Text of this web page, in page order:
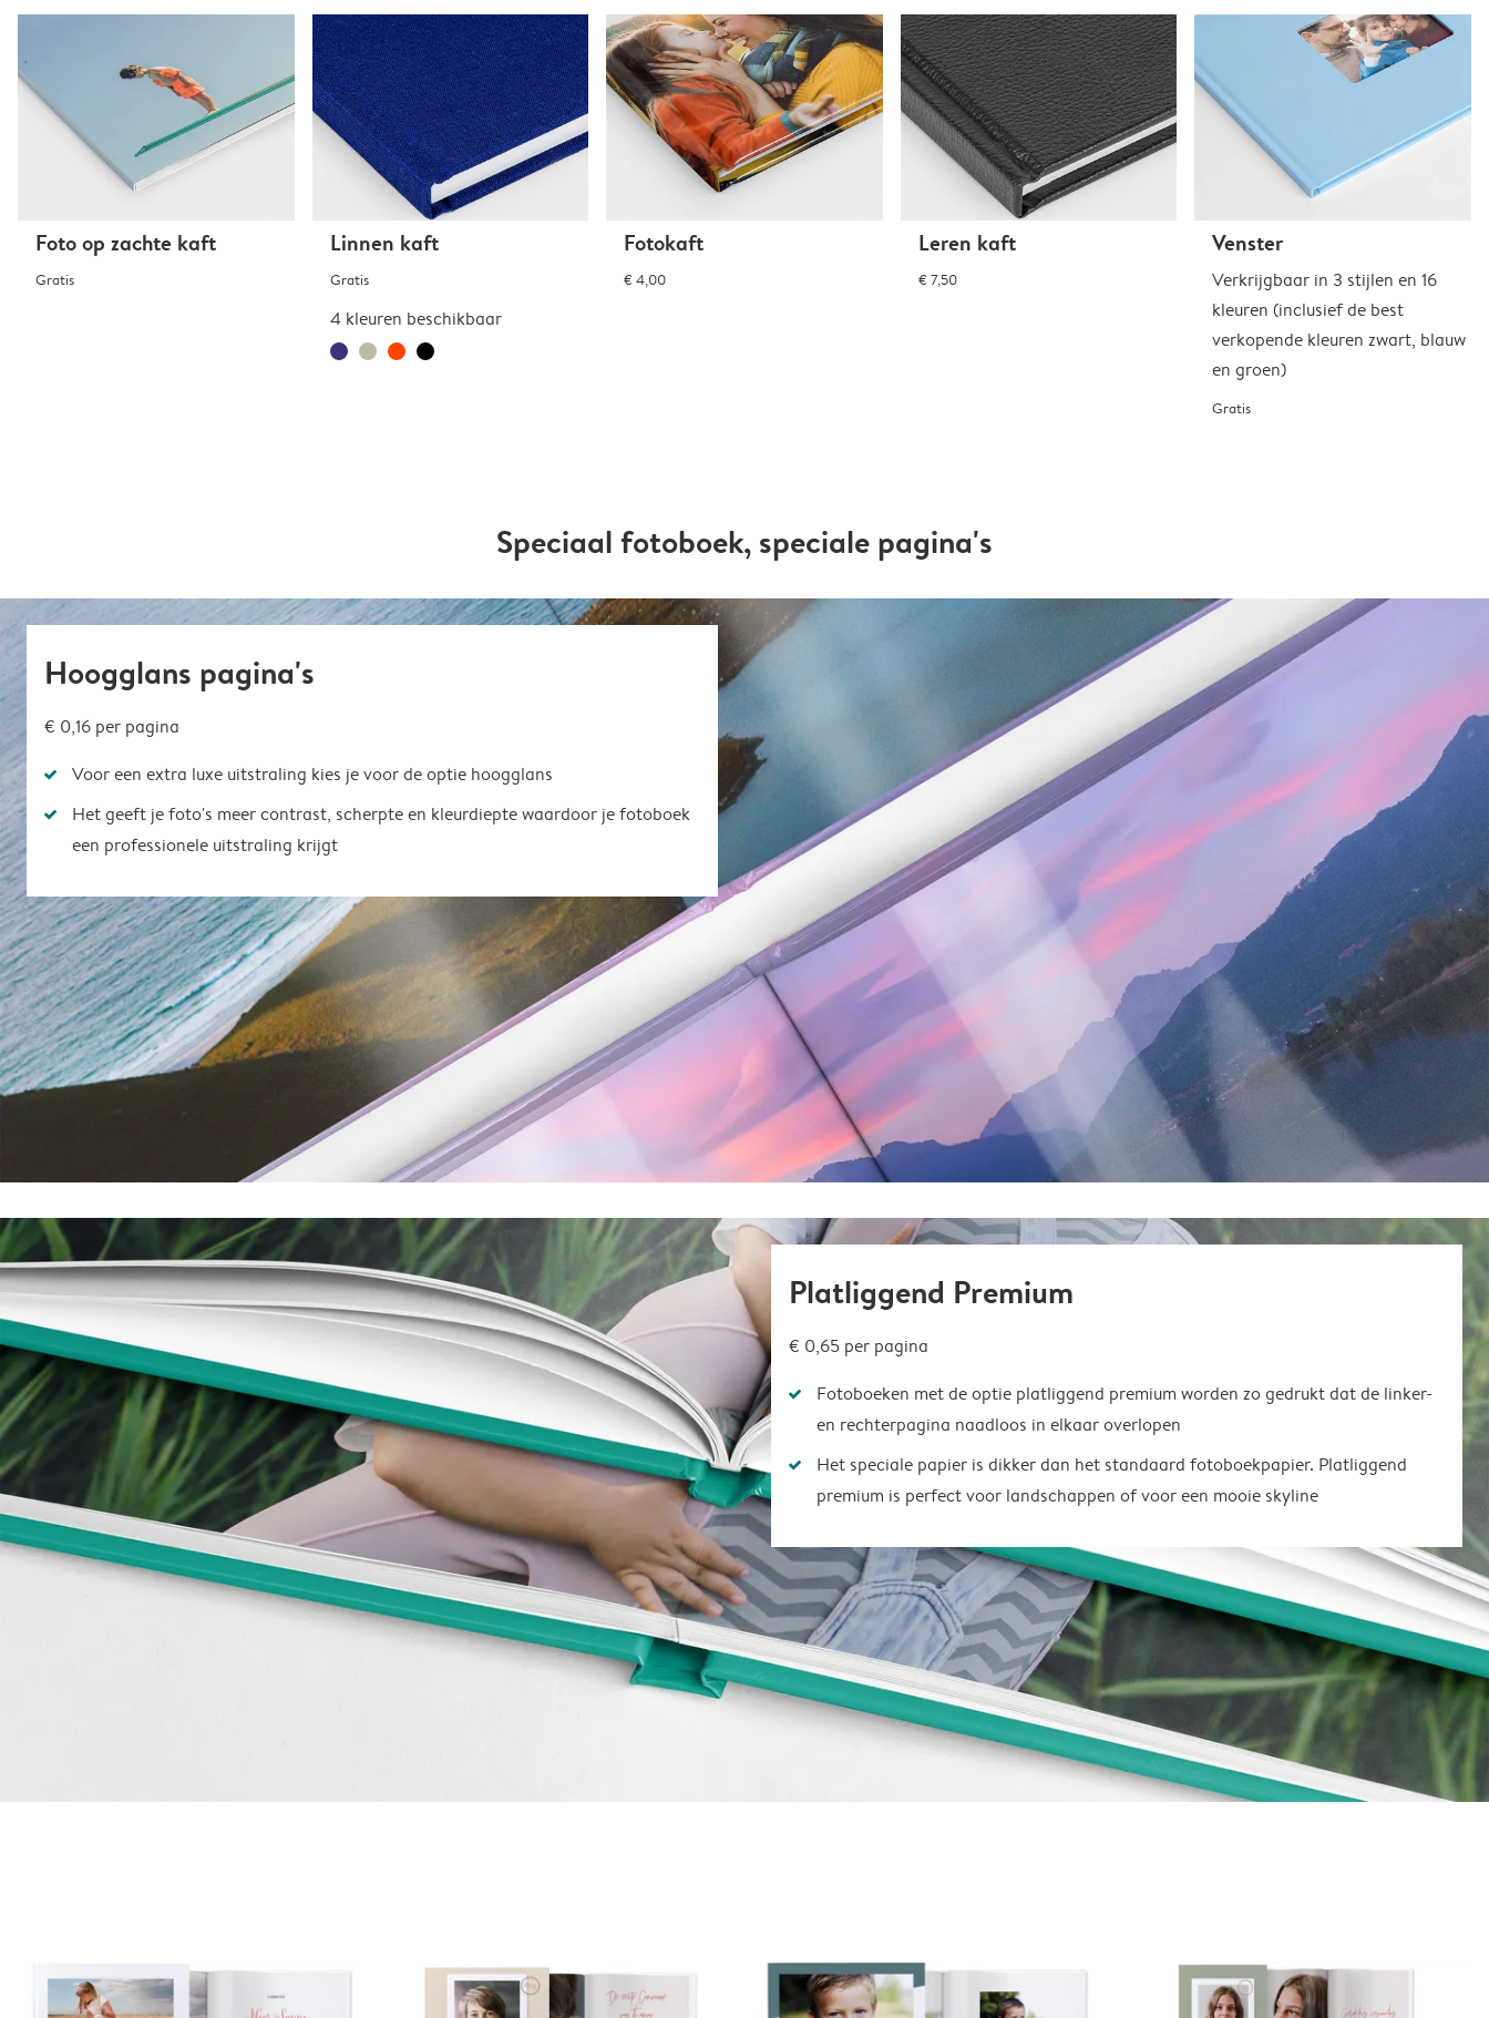
Foto op zachte kaft
Gratis
Linnen kaft
Gratis
4 kleuren beschikbaar
Fotokaft
€ 4,00
Leren kaft
€ 7,50
Venster
Verkrijgbaar in 3 stijlen en 16
kleuren (inclusief de best
verkopende kleuren zwart, blauw
en groen)
Gratis
Speciaal fotoboek, speciale pagina's
Hoogglans pagina's
€ 0,16 per pagina
Voor een extra luxe uitstraling kies je voor de optie hoogglans
Het geeft je foto's meer contrast, scherpte en kleurdiepte waardoor je fotoboek
een professionele uitstraling krijgt
Platliggend Premium
€ 0,65 per pagina
Fotoboeken met de optie platliggend premium worden zo gedrukt dat de linker-
en rechterpagina naadloos in elkaar overlopen
Het speciale papier is dikker dan het standaard fotoboekpapier. Platliggend
premium is perfect voor landschappen of voor een mooie skyline